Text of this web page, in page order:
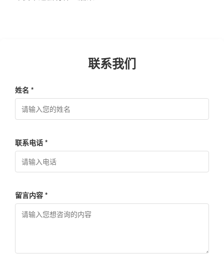
联系我们
姓名 *
联系电话 *
留言内容 *